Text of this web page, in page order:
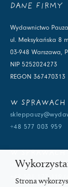
DANE FIRMY
Wydawnictwo Pauza
ul. Meksykańska 8
03-948 Warszawa,
NIP 5252024273
REGON 367470313
W SPRAWACH
+48 577 003 959
+48 501 177 119
Strona